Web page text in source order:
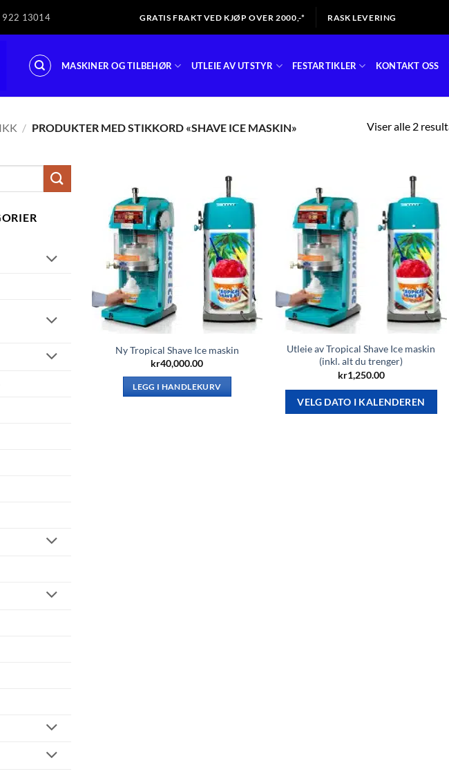
922 13014 GRATIS FRAKT VED KJØP OVER 2000,-* RASK LEVERING
MASKINER OG TILBEHØR UTLEIE AV UTSTYR FESTARTIKLER KONTAKT OSS
/ PRODUKTER MED STIKKORD «SHAVE ICE MASKIN» Viser alle 2
Ny Tropical Shave Ice maskin
kr40,000.00
LEGG I HANDLEKURV
Utleie av Tropical Shave Ice maskin
(inkl. alt du trenger)
kr1,250.00
VELG DATO I KALENDEREN